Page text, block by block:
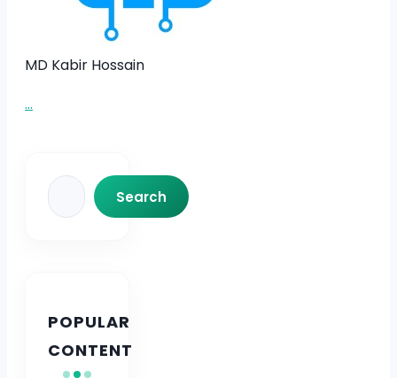
MD Kabir Hossain
...
Search
Search
POPULAR
CONTENT